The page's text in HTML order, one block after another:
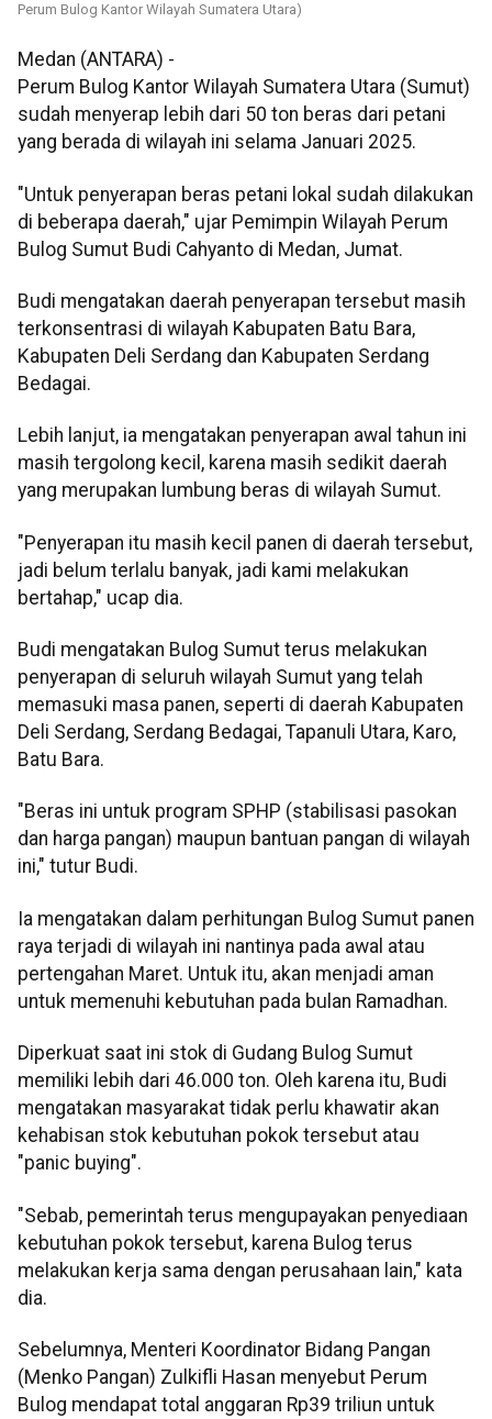
Perum Bulog Kantor Wilayah Sumatera Utara)
Medan (ANTARA) -
Perum Bulog Kantor Wilayah Sumatera Utara (Sumut)
sudah menyerap lebih dari 50 ton beras dari petani
yang berada di wilayah ini selama Januari 2025.
"Untuk penyerapan beras petani lokal sudah dilakukan
di beberapa daerah," ujar Pemimpin Wilayah Perum
Bulog Sumut Budi Cahyanto di Medan, Jumat.
Budi mengatakan daerah penyerapan tersebut masih
terkonsentrasi di wilayah Kabupaten Batu Bara,
Kabupaten Deli Serdang dan Kabupaten Serdang
Bedagai.
Lebih lanjut, ia mengatakan penyerapan awal tahun ini
masih tergolong kecil, karena masih sedikit daerah
yang merupakan lumbung beras di wilayah Sumut.
"Penyerapan itu masih kecil panen di daerah tersebut,
jadi belum terlalu banyak, jadi kami melakukan
bertahap," ucap dia.
Budi mengatakan Bulog Sumut terus melakukan
penyerapan di seluruh wilayah Sumut yang telah
memasuki masa panen, seperti di daerah Kabupaten
Deli Serdang, Serdang Bedagai, Tapanuli Utara, Karo,
Batu Bara.
"Beras ini untuk program SPHP (stabilisasi pasokan
dan harga pangan) maupun bantuan pangan di wilayah
ini," tutur Budi.
Ia mengatakan dalam perhitungan Bulog Sumut panen
raya terjadi di wilayah ini nantinya pada awal atau
pertengahan Maret. Untuk itu, akan menjadi aman
untuk memenuhi kebutuhan pada bulan Ramadhan.
Diperkuat saat ini stok di Gudang Bulog Sumut
memiliki lebih dari 46.000 ton. Oleh karena itu, Budi
mengatakan masyarakat tidak perlu khawatir akan
kehabisan stok kebutuhan pokok tersebut atau
"panic buying".
"Sebab, pemerintah terus mengupayakan penyediaan
kebutuhan pokok tersebut, karena Bulog terus
melakukan kerja sama dengan perusahaan lain," kata
dia.
Sebelumnya, Menteri Koordinator Bidang Pangan
(Menko Pangan) Zulkifli Hasan menyebut Perum
Bulog mendapat total anggaran Rp39 triliun untuk